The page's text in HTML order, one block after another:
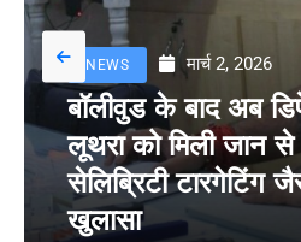
NEWS मार्च 2, 2026
बॉलीवुड के बाद अब
लूथरा को मिली जान
सेलिब्रिटी टारगेटिंग
खुलासा